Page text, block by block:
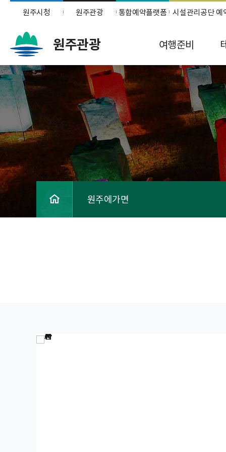
원주시청 원주관광 통합예약플랫폼 시설관리공단 예
원주관광 여행준비
원주에가면